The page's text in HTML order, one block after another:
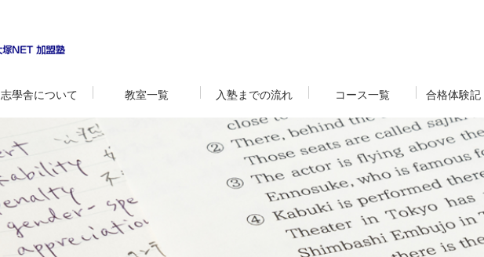
志學舎について 教室一覧 入塾までの流れ コース一覧 合格体験記